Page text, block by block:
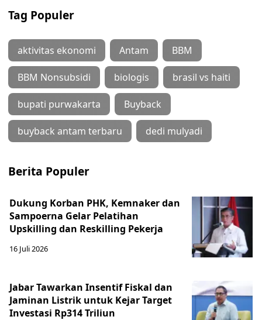
Tag Populer
aktivitas ekonomi Antam BBM
BBM Nonsubsidi biologis brasil vs haiti
bupati purwakarta Buyback
buyback antam terbaru dedi mulyadi
Berita Populer
Dukung Korban PHK, Kemnaker dan
Sampoerna Gelar Pelatihan
Upskilling dan Reskilling Pekerja
16 Juli 2026
Jabar Tawarkan Insentif Fiskal dan
Jaminan Listrik untuk Kejar Target
Investasi Rp314 Triliun